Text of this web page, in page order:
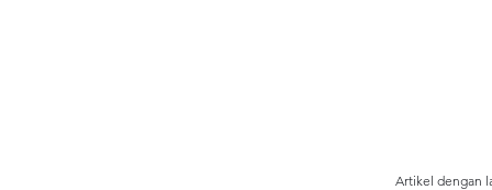
Artikel dengan